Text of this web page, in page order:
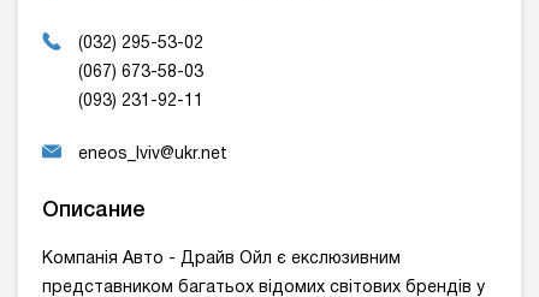
(032) 295-53-02
(067) 673-58-03
(093) 231-92-11
eneos_lviv@ukr.net
Описание
Компанія Авто - Драйв Ойл є екслюзивним
представником багатьох відомих світових брендів у